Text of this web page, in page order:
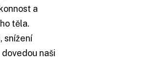
a
těla.
snížení
naši